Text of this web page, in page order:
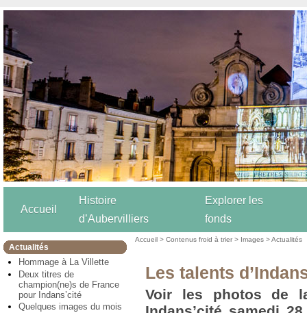
Accueil
Histoire
d’Aubervilliers
Explorer les
fonds
Actualités
Hommage à La Villette
Deux titres de
champion(ne)s de France
pour Indans’cité
Quelques images du mois
Accueil >Contenus froid à trier > Images >Actualités
Les talents
Voir les photos de